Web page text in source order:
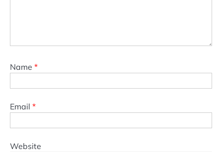
Name *
Email *
Website